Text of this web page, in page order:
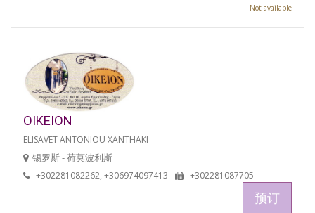
Not available
OIKEION
ELISAVET ANTONIOU XANTHAKI
锡罗斯 - 荷莫波利斯
+302281082262, +306974097413 +302281087705
预订